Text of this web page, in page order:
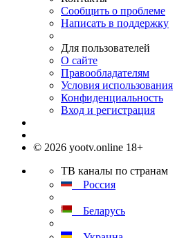
Сообщить о проблеме
Написать в поддержку
Для пользователей
О сайте
Правообладателям
Условия использования
Конфиденциальность
Вход и регистрация
© 2026 yootv.online 18+
ТВ каналы по странам
Россия
Беларусь